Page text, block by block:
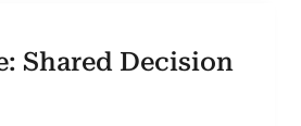
Shared Decision